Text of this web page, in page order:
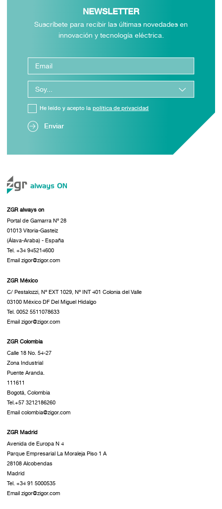
NEWSLETTER
Suscríbete para recibir las últimas novedades en
innovación y tecnología eléctrica.
Enviar
He leído y acepto la política de privacidad
ZGR always on
Portal de Gamarra Nº 28
01013 Vitoria-Gasteiz
(Álava-Araba) - España
Tel. +34 945214600
Email zigor@zigor.com
ZGR México
C/ Pestalozzi, Nº EXT 1029, Nº INT 401 Colonia del Valle
03100 México DF Del Miguel Hidalgo
Tel. 0052 5511078633
Email zigor@zigor.com
ZGR Colombia
Calle 18 No. 54-27
Zona Industrial
Puente Aranda.
111611
Bogotá, Colombia
Tel.+57 3212186260
Email colombia@zigor.com
ZGR Madrid
Avenida de Europa N 4
Parque Empresarial La Moraleja Piso 1 A
28108 Alcobendas
Madrid
Tel. +34 91 5000535
Email zigor@zigor.com